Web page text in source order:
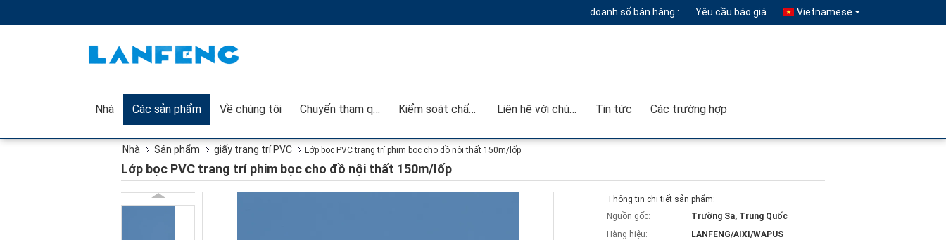
doanh số bán hàng : Yêu cầu báo giá Vietnamese
Nhà Các sản phẩm Về chúng tôi Chuyến tham quan nhà máy Kiểm soát chất lượng Liên hệ với chúng tôi Tin tức Các trường hợp
Nhà Sản phẩm giấy trang trí PVC Lớp bọc PVC trang trí phim bọc cho đồ nội thất 150m/lốp
Lớp bọc PVC trang trí phim bọc cho đồ nội thất 150m/lốp
Thông tin chi tiết sản phẩm:
Nguồn gốc:
Trường Sa, Trung Quốc
Hàng hiệu:
LANFENG/AIXI/WAPUS